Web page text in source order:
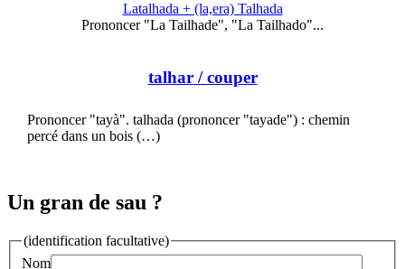
Latalhada + (la,era) Talhada
Prononcer "La Tailhade", "La Tailhado"...
talhar/ couper
Prononcer "tayà". talhada (prononcer "tayade") : chemin
percé dans un bois (…)
Un gran de sau ?
(identification facultative)
Nom